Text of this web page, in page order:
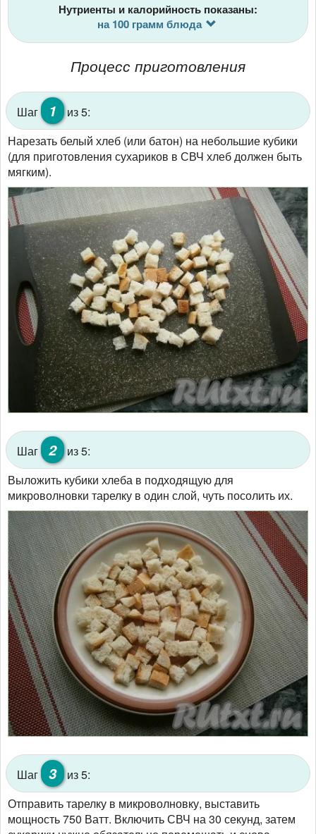
Нутриенты и калорийность показаны:
на 100 грамм блюда
Процесс приготовления
Шаг 1
из 5:
Нарезать белый хлеб (или батон) на небольшие кубики
(для приготовления сухариков в СВЧ хлеб должен быть
мягким).
Шаг 2
из 5:
Выложить кубики хлеба в подходящую для
микроволновки тарелку в один слой, чуть посолить их.
Шаг 3
из 5:
Отправить тарелку в микроволновку, выставить
мощность 750 Ватт. Включить СВЧ на 30 секунд, затем